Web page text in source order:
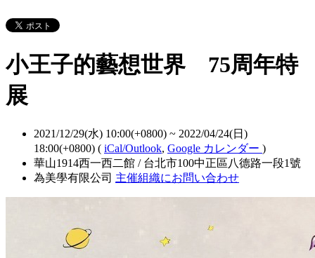
小王子的藝想世界 75周年特
展
2021/12/29(水) 10:00(+0800) ~ 2022/04/24(日)
18:00(+0800) ( iCal/Outlook, Google カレンダー )
華山1914西一西二館 / 台北市100中正區八德路一段1號
為美學有限公司 主催組織にお問い合わせ